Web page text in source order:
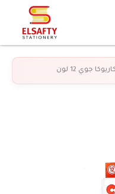
جوي 12 لون